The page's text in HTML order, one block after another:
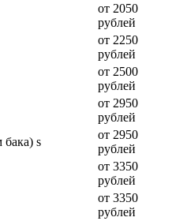
от 2050
рублей
от 2250
рублей
от 2500
рублей
от 2950
рублей
бака) s
от 2950
рублей
от 3350
рублей
от 3350
рублей